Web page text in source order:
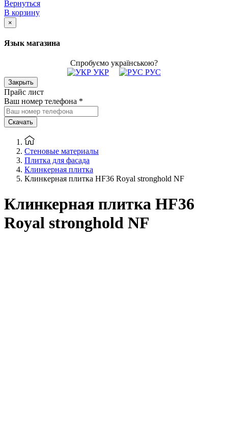
Вернуться
В корзину
×
Язык магазина
Спробуємо українською?
УКР
РУС
Закрыть
Прайс лист
Ваш номер телефона *
Скачать
Стеновые материалы
Плитка для фасада
Клинкерная плитка
Клинкерная плитка HF36 Royal stronghold NF
Клинкерная плитка HF36
Royal stronghold NF